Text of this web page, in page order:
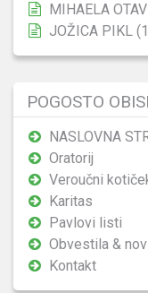
MIHAELA
JOŽICA PIKL
POGOSTO
NASLOVNA
Oratorij
Veroučni
Karitas
Pavlovi listi
Obvestila &
Kontakt